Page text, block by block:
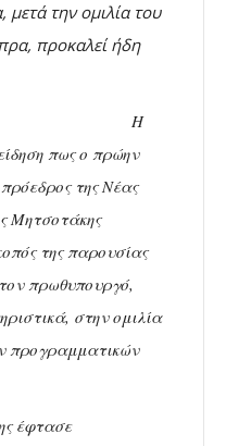
την ομιλία του
προκαλεί ήδη
Η
πως ο πρώην
της Νέας
Μητσοτάκης
της παρουσίας
πρωθυπουργό,
στην ομιλία
προγραμματικών
έφτασε